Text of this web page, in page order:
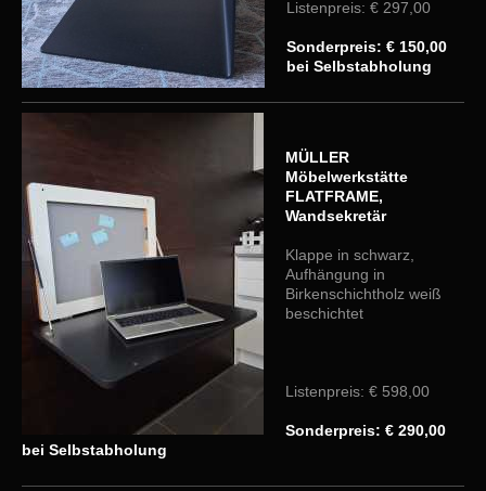
Listenpreis: € 297,00
Sonderpreis: € 150,00
bei Selbstabholung
MÜLLER
Möbelwerkstätte
FLATFRAME,
Wandsekretär​
Klappe in schwarz,
Aufhängung in
Birkenschichtholz weiß
beschichtet
Listenpreis: € 598,00
Sonderpreis: € 290,00
bei Selbstabholung